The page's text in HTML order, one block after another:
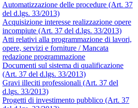
Automatizzazione delle procedure (Art. 37
del d.lgs. 33/2013)
Acquisizione interesse realizzazione opere
incompiute (Art. 37 del d.lgs. 33/2013)
Atti relativi alla programmazione di lavori,
opere, servizi e forniture / Mancata
redazione programmazione
Documenti sul sistema di qualificazione
(Art. 37 del d.lgs. 33/2013)
Gravi illeciti professionali (Art. 37 del
d.lgs. 33/2013)
Progetti di investimento pubblico (Art. 37